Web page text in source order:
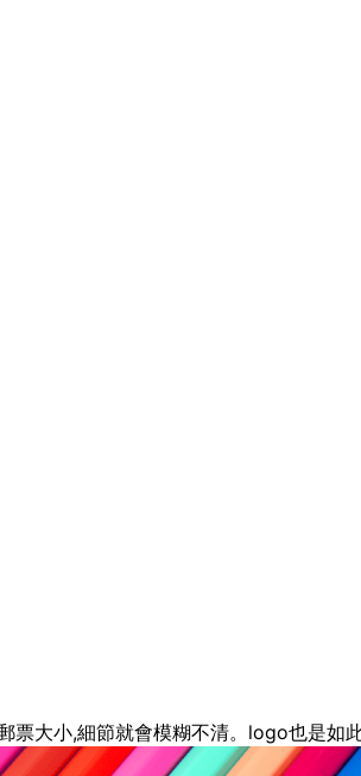
大小,細節就會模糊不清。logo也是